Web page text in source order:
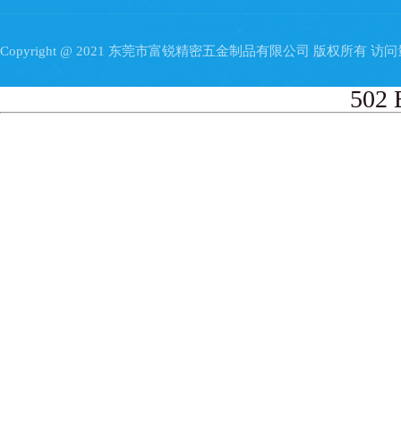
Copyright @ 2021 东莞市富锐精密五金制品有限公司 版权所有 访问
502